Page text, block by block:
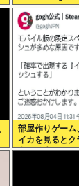
か買わない
部屋作りゲーム
イカを見ると
合が発生